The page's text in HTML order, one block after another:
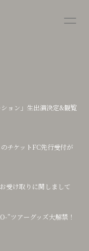
ョン」生出演決定&観覧
チケットFC先行受付が
受け取りに関しまして
ツアーグッズ大解禁！